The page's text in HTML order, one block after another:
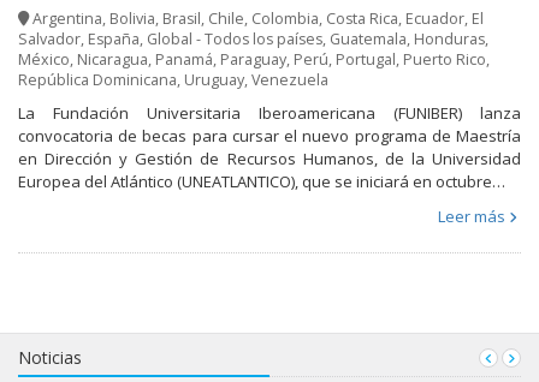
Argentina, Bolivia, Brasil, Chile, Colombia, Costa Rica, Ecuador, El
Salvador, España, Global - Todos los países, Guatemala, Honduras,
México, Nicaragua, Panamá, Paraguay, Perú, Portugal, Puerto Rico,
República Dominicana, Uruguay,Venezuela
La Fundación Universitaria Iberoamericana (FUNIBER) lanza
convocatoria de becas para cursar el nuevo programa de Maestría
en Dirección y Gestión de Recursos Humanos, de la Universidad
Europea del Atlántico (UNEATLANTICO), que se iniciará en octubre…
Leer más
Noticias